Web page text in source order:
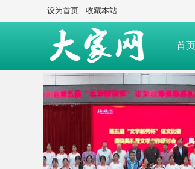
设为首页 收藏本站
首页
大家经典 大家赛事